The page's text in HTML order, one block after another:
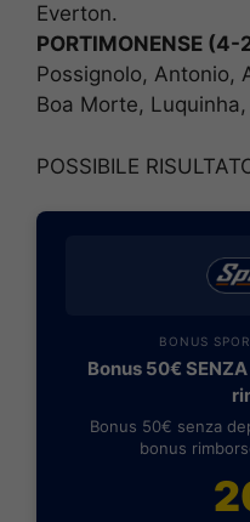
Everton.
PORTIMONENSE
Possignolo, Antonio,
Boa Morte,
POSSIBILE
BONUS
Bonus 50€
Bonus 50€ senza
bonus